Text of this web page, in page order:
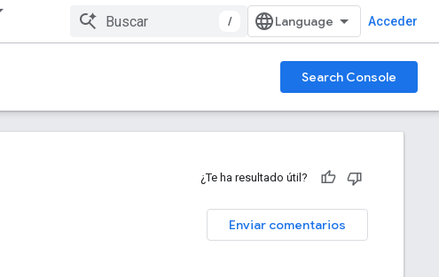
/ Acceder
Search Console
¿Te ha resultado útil?
Enviar comentarios